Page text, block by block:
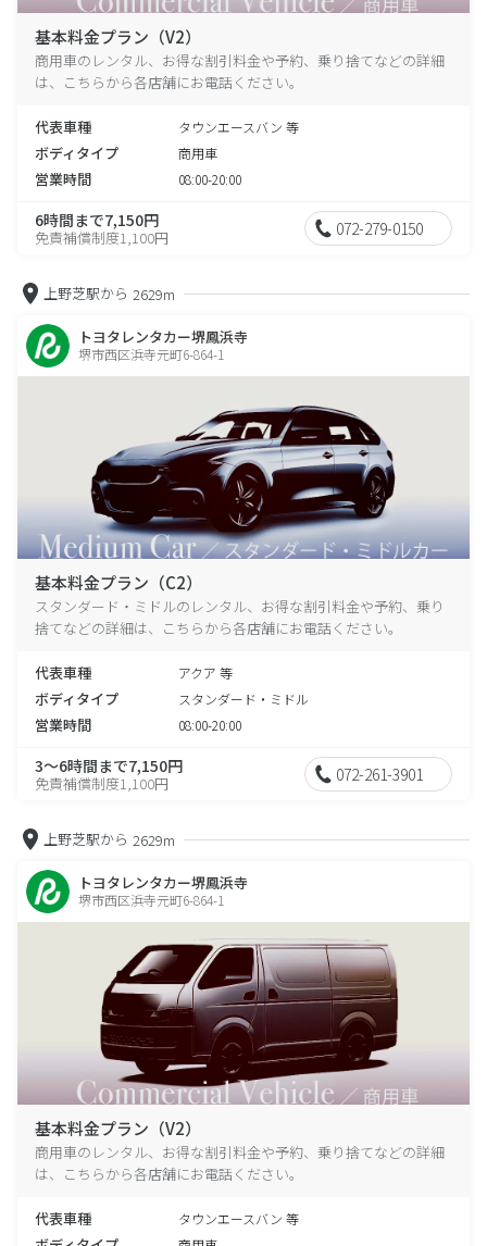
基本料金プラン（V2）
商用車のレンタル、お得な割引料金や予約、乗り捨てなどの詳細
は、こちらから各店舗にお電話ください。
代表車種 タウンエースバン 等
ボディタイプ 商用車
営業時間 08:00-20:00
6時間まで7,150円
免責補償制度1,100円 072-279-0150
上野芝駅から 2629m
トヨタレンタカー堺鳳浜寺
堺市西区浜寺元町6-864-1
基本料金プラン（C2）
スタンダード・ミドルのレンタル、お得な割引料金や予約、乗り
捨てなどの詳細は、こちらから各店舗にお電話ください。
代表車種 アクア 等
ボディタイプ スタンダード・ミドル
営業時間 08:00-20:00
3～6時間まで7,150円
免責補償制度1,100円 072-261-3901
上野芝駅から 2629m
トヨタレンタカー堺鳳浜寺
堺市西区浜寺元町6-864-1
基本料金プラン（V2）
商用車のレンタル、お得な割引料金や予約、乗り捨てなどの詳細
は、こちらから各店舗にお電話ください。
代表車種 タウンエースバン 等